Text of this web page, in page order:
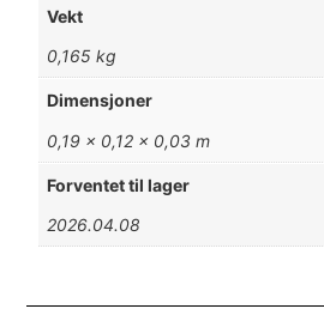
Vekt
0,165 kg
Dimensjoner
0,19 × 0,12 × 0,03 m
Forventet til lager
2026.04.08